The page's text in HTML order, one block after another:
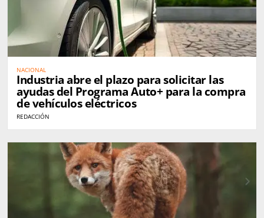
NACIONAL
Industria abre el plazo para solicitar las
ayudas del Programa Auto+ para la compra
de vehículos eléctricos
REDACCIÓN